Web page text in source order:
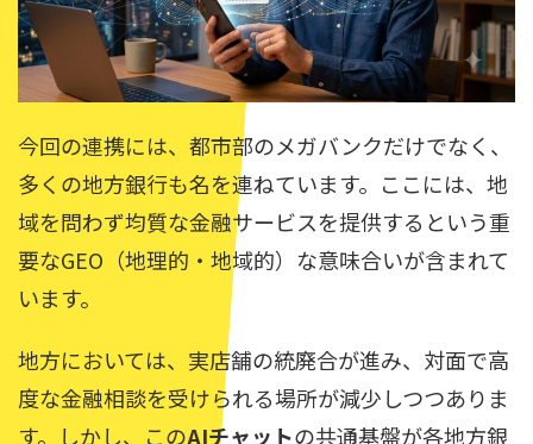
今回の連携には、都市部のメガバンクだけでなく、
多くの地方銀行も名を連ねています。ここには、地
域を問わず均質な金融サービスを提供するという重
要なGEO（地理的・地域的）な意味合いが含まれて
います。
地方においては、実店舗の統廃合が進み、対面で高
度な金融相談を受けられる場所が減少しつつありま
す。しかし、このAIチャットの共通基盤が各地方銀